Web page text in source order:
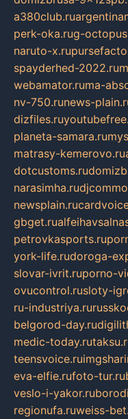
a380club.ru
perk-oka.rug-
naruto-x.ru
spayderhed-2022.ru
webamator.ruma-
nv-750.runews-
dizfiles.ru
planeta-samara.ru
matrasy-kemerovo.ru
dotcustoms.ru
narasimha.ru
newsplain.ru
gbget.ru
petrovkasports.ru
york-life.rudoroga-
slovar-ivrit.ruporno-
ovucontrol.rusloty-
ru-industriya.ru
belgorod-day.ru
medic-today.ru
teensvoice.ru
eva-elfie.rufoto-tur.ru
veslo-i-yakor.ru
regionufa.ruweiss-